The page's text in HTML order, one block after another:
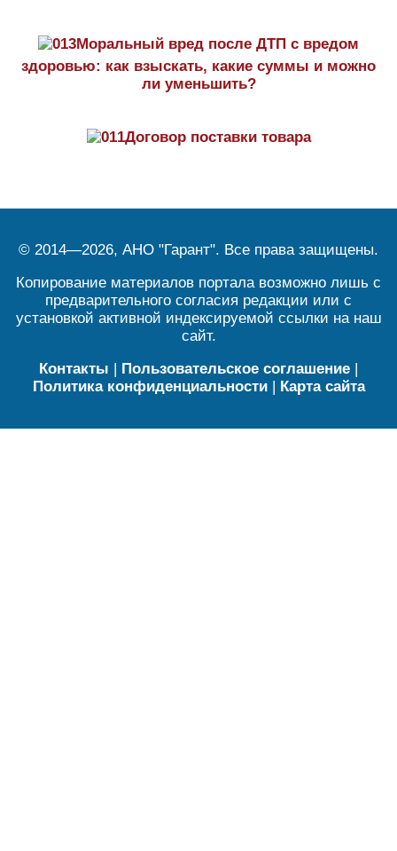
Моральный вред после ДТП с вредом
здоровью: как взыскать, какие суммы и можно
ли уменьшить?
Договор поставки товара
© 2014—2026, АНО "Гарант". Все права защищены.
Копирование материалов портала возможно лишь с
предварительного согласия редакции или с
установкой активной индексируемой ссылки на наш
сайт.
Контакты | Пользовательское соглашение |
Политика конфиденциальности| Карта сайта